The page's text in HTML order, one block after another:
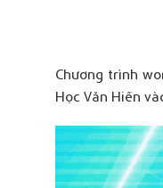
Chương trình
Học Văn Hiến